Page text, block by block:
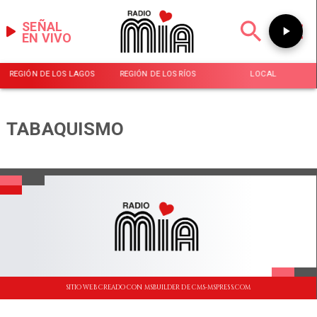
EN VIVO
SEÑAL
REGIÓN DE LOS LAGOS REGIÓN DE LOS RÍOS LOCAL
TABAQUISMO
SITIO WEB CREADO CON MSBUILDER DE CMS-MSPRESS.COM